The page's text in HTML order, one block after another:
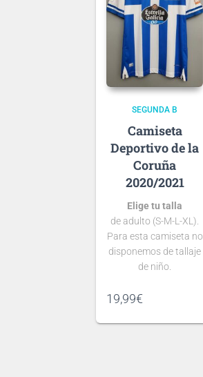
que escribas será lo
que grabemos en tu
camiseta.
Ten en cuenta que si
aún no se ha
presentado la nueva
tipografía
de …
SEGUNDA B
Deportivo de la
Coruña
2020/2021
Elige tu talla
de adulto (S-M-L-XL).
Para esta camiseta no
disponemos de tallaje
de niño.
consulta nuestra
19,99€